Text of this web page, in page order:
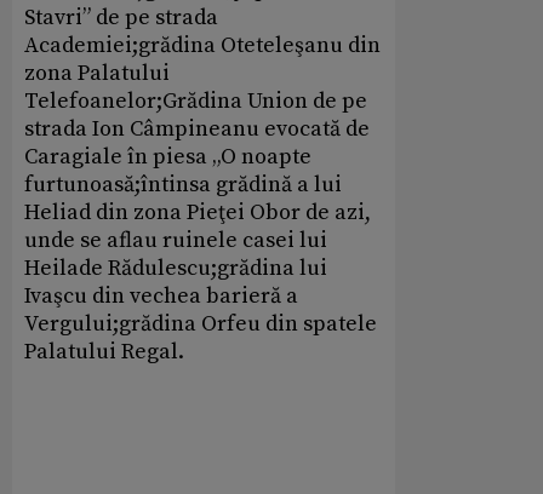
Stavri” de pe strada
Academiei;grădina Oteteleşanu din
zona Palatului
Telefoanelor;Grădina Union de pe
strada Ion Câmpineanu evocată de
Caragiale în piesa „O noapte
furtunoasă;întinsa grădină a lui
Heliad din zona Pieţei Obor de azi,
unde se aflau ruinele casei lui
Heilade Rădulescu;grădina lui
Ivaşcu din vechea barieră a
Vergului;grădina Orfeu din spatele
Palatului Regal.